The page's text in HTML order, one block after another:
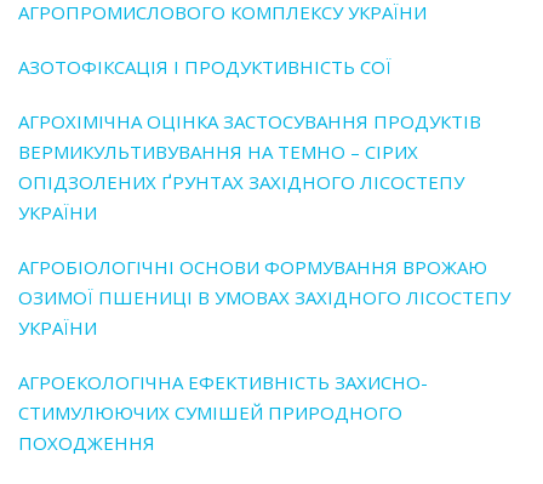
АГРОПРОМИСЛОВОГО КОМПЛЕКСУ УКРАЇНИ
АЗОТОФІКСАЦІЯ І ПРОДУКТИВНІСТЬ СОЇ
АГРОХІМІЧНА ОЦІНКА ЗАСТОСУВАННЯ ПРОДУКТІВ
ВЕРМИКУЛЬТИВУВАННЯ НА ТЕМНО – СІРИХ
ОПІДЗОЛЕНИХ ҐРУНТАХ ЗАХІДНОГО ЛІСОСТЕПУ
УКРАЇНИ
АГРОБІОЛОГІЧНІ ОСНОВИ ФОРМУВАННЯ ВРОЖАЮ
ОЗИМОЇ ПШЕНИЦІ В УМОВАХ ЗАХІДНОГО ЛІСОСТЕПУ
УКРАЇНИ
АГРОЕКОЛОГІЧНА ЕФЕКТИВНІСТЬ ЗАХИСНО-
СТИМУЛЮЮЧИХ СУМІШЕЙ ПРИРОДНОГО
ПОХОДЖЕННЯ